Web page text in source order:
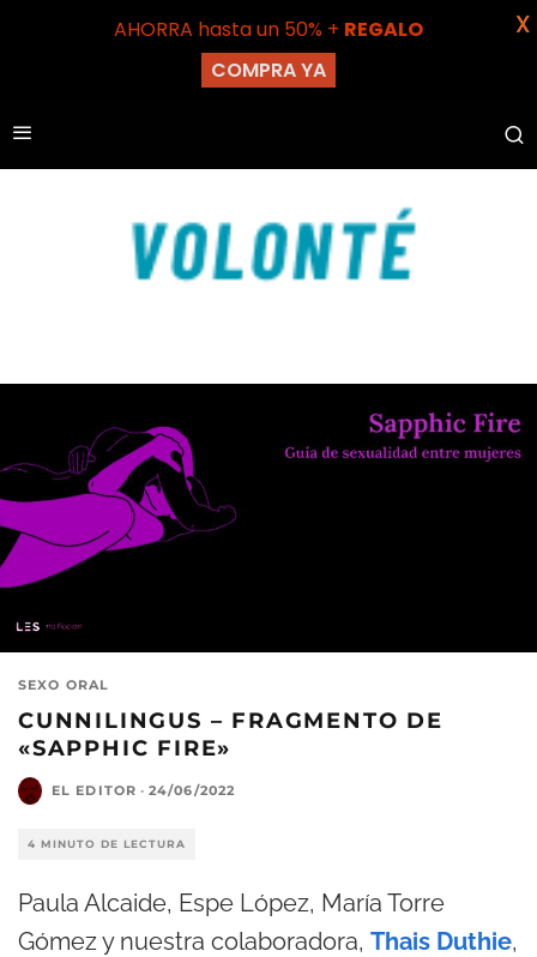
SEXO ORAL
CUNNILINGUS – FRAGMENTO DE
«SAPPHIC FIRE»
EL EDITOR · 24/06/2022
4 MINUTO DE LECTURA
Paula Alcaide, Espe López, María Torre
Gómez y nuestra colaboradora, Thais Duthie,
AHORRA hasta un 50% + REGALO
COMPRA YA
X